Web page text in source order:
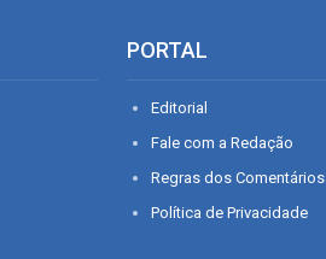
PORTAL
Editorial
Fale com a Redação
Regras dos Comentários
Política de Privacidade